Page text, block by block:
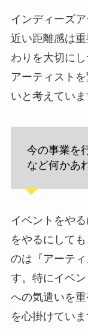
インディーズ
近い距離感は
わりを大切に
アーティスト
いと考えていま
今の事業を
など何かあ
イベントをや
をやるにして
のは『アーテ
す。特にイベ
への気遣いを
を心掛けてい